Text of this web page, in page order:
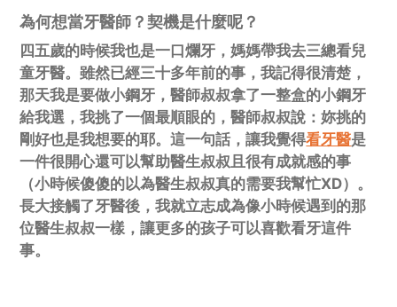
為何想當牙醫師？契機是什麼呢？
四五歲的時候我也是一口爛牙，媽媽帶我去三總看兒
童牙醫。雖然已經三十多年前的事，我記得很清楚，
那天我是要做小鋼牙，醫師叔叔拿了一整盒的小鋼牙
給我選，我挑了一個最順眼的，醫師叔叔說：妳挑的
剛好也是我想要的耶。這一句話，讓我覺得看牙醫是
一件很開心還可以幫助醫生叔叔且很有成就感的事
（小時候傻傻的以為醫生叔叔真的需要我幫忙XD）。
長大接觸了牙醫後，我就立志成為像小時候遇到的那
位醫生叔叔一樣，讓更多的孩子可以喜歡看牙這件
事。